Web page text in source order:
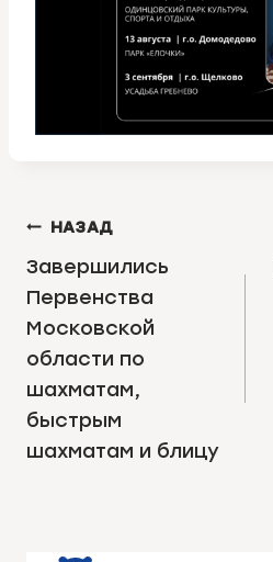
НАВИГАЦИЯ
ПО
ЗАПИСЯМ
НАЗАД
Завершились
Первенства
Московской
области по
шахматам,
быстрым
шахматам и блицу